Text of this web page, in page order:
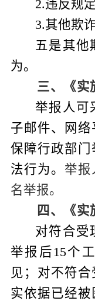
2.违反规
3.其他欺
五是其他
为。
三、《实
举报人可
子邮件、网
保障行政部
法行为。 举报
名举报。
四 、《实
对符合受
举报后 15个
见；对不符
实依据已经被